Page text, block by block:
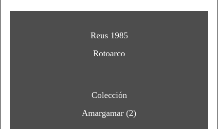
Reus 1985
Rotoarco
Colección
Amargamar (2)